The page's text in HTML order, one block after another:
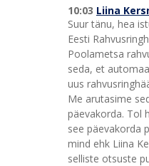
10:03 Liina
Suur tänu, hea
Eesti
Poolametsa
seda, et
uus
Me arutasime
päevakorda. Tol
see päevakorda
mind ehk Liina
selliste otsuste